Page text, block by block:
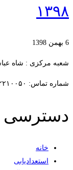
۱۳۹۸
6 بهمن 1398
شعبه مرکزی : شاه عباسی،
شماره تماس: ۰۲۶۳۲۲۱۰۰۵۰ – ۰۹۱۲۰۸۳۴۵۶۴
دسترسی
خانه
استعدادیابی